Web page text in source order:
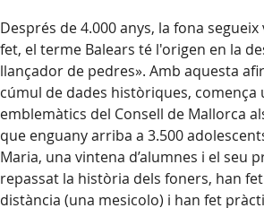
Després de 4.000 anys, la fona
fet, el terme Balears té l'origen en la
llançador de pedres». Amb aquesta
cúmul de dades històriques, comença
emblemàtics del Consell de Mallorca
que enguany arriba a 3.500
Maria, una vintena d’alumnes i el seu
repassat la història dels foners, han
distància (una mesicolo) i han fet